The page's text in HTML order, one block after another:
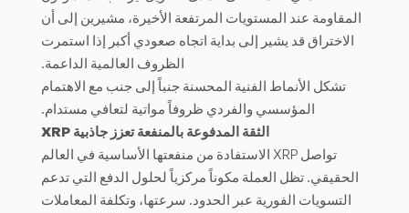
المقاومة عند المستويات المرتفعة الأخيرة، مشيرين إلى أن
الاختراق قد يشير إلى بداية اتجاه صعودي أكبر إذا استمرت
الظروف العالمية الداعمة.
تشكل الأنماط الفنية المحسنة جنباً إلى جنب مع الاهتمام
المؤسسي والفردي ظروفاً مواتية لتعافي مستدام.
الثقة المدفوعة بالمنفعة تعزز جاذبية XRP
تواصل XRP الاستفادة من منفعتها الأساسية في العالم
الحقيقي. تظل العملة مكوناً مركزياً لحلول الدفع التي تدعم
التسويات الفورية عبر الحدود. سرعتها، وتكلفة المعاملات